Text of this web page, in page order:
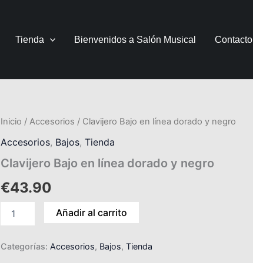
Tienda Bienvenidos a Salón Musical Contacto
Inicio / Accesorios / Clavijero Bajo en línea dorado y negro
Accesorios, Bajos, Tienda
Clavijero Bajo en línea dorado y negro
€43.90
Clavijero
en
dorado
negro
cantidad
Añadir al carrito
Categorías: Accesorios, Bajos, Tienda